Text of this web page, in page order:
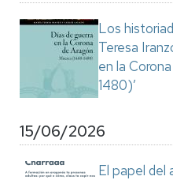
Los
Teresa
en la
1480)’
15/06/2026
El papel del